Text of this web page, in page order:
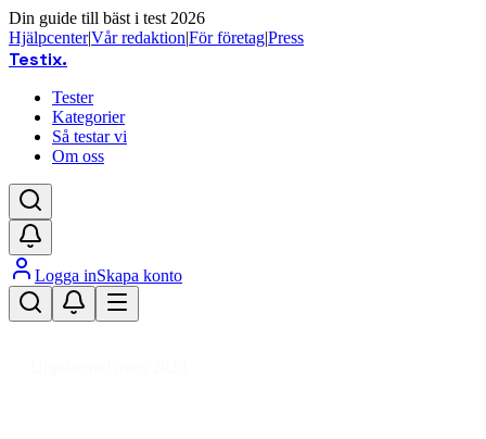
Din guide till bäst i test 2026
Hjälpcenter|Vår redaktion|För företag|Press
Testix.
Tester
Kategorier
Så testar vi
Om oss
Logga inSkapa konto